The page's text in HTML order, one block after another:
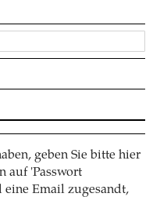
geben Sie bitte hier
auf 'Passwort
eine Email zugesandt,